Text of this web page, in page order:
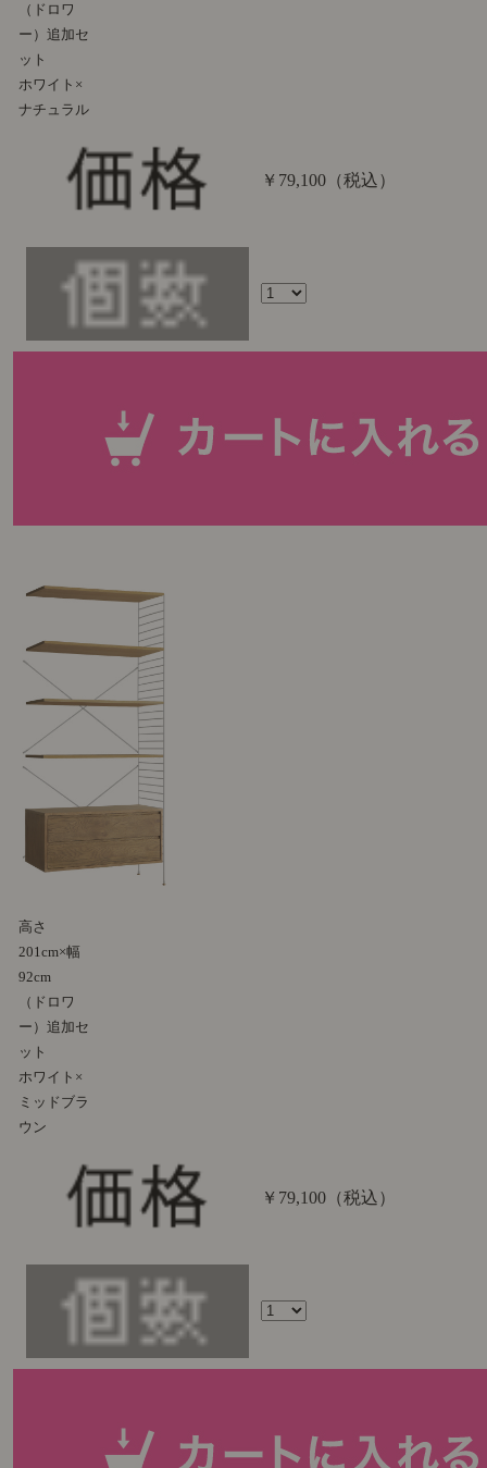
（ドロワ
ー）追加セ
ット
ホワイト×
ナチュラル
￥79,100 （税込）
高さ
201cm×幅
92cm
（ドロワ
ー）追加セ
ット
ホワイト×
ミッドブラ
ウン
￥79,100 （税込）